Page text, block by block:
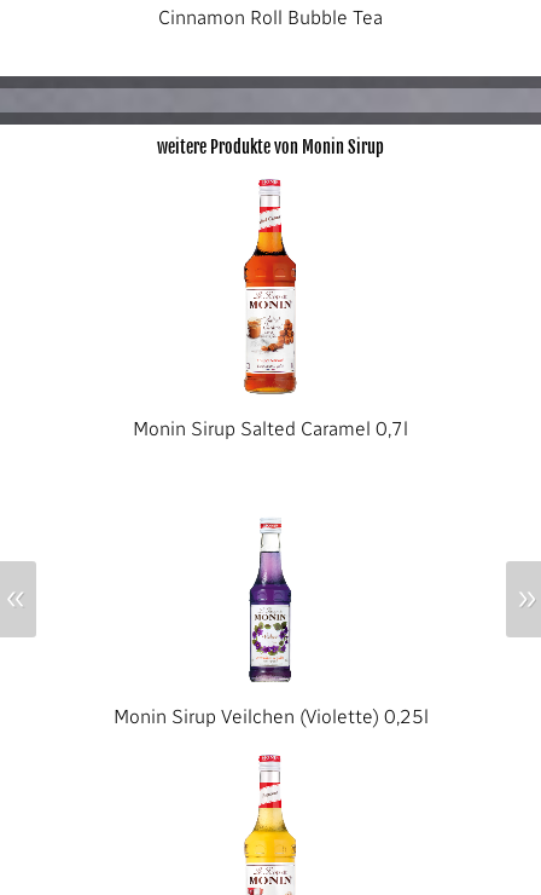
Cinnamon Roll Bubble Tea
weitere Produkte von Monin Sirup
Monin Sirup Salted Caramel 0,7l
Monin Sirup Veilchen (Violette) 0,25l
« »